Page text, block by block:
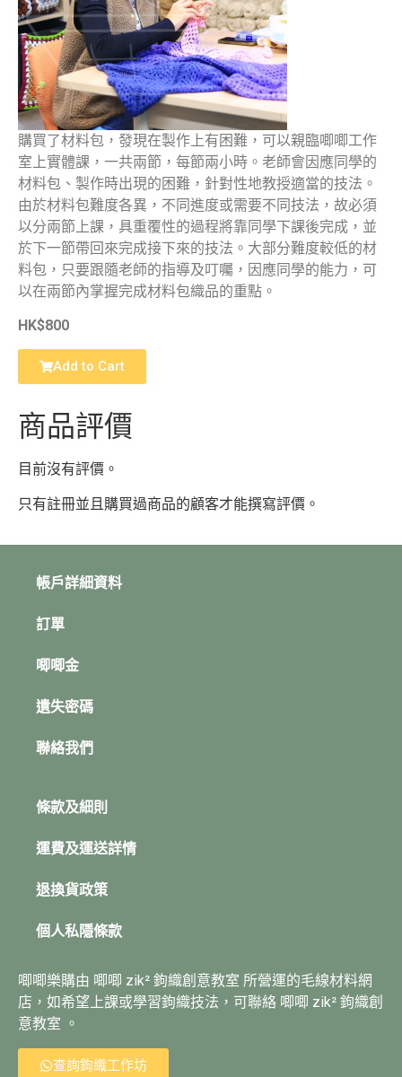
購買了材料包，發現在製作上有困難，可以親臨唧唧工作
室上實體課，一共兩節，每節兩小時。老師會因應同學的
材料包、製作時出現的困難，針對性地教授適當的技法。
由於材料包難度各異，不同進度或需要不同技法，故必須
以分兩節上課，具重覆性的過程將靠同學下課後完成，並
於下一節帶回來完成接下來的技法。大部分難度較低的材
料包，只要跟隨老師的指導及叮囑，因應同學的能力，可
以在兩節內掌握完成材料包織品的重點。
HK$800
Add to Cart
商品評價
目前沒有評價。
只有註冊並且購買過商品的顧客才能撰寫評價。
帳戶詳細資料
訂單
唧唧金
遺失密碼
聯絡我們
條款及細則
運費及運送詳情
退換貨政策
個人私隱條款
唧唧樂購由 唧唧 zik² 鉤織創意教室 所營運的毛線材料網
店，如希望上課或學習鉤織技法，可聯絡 唧唧 zik² 鉤織創
意教室 。
查詢鉤織工作坊